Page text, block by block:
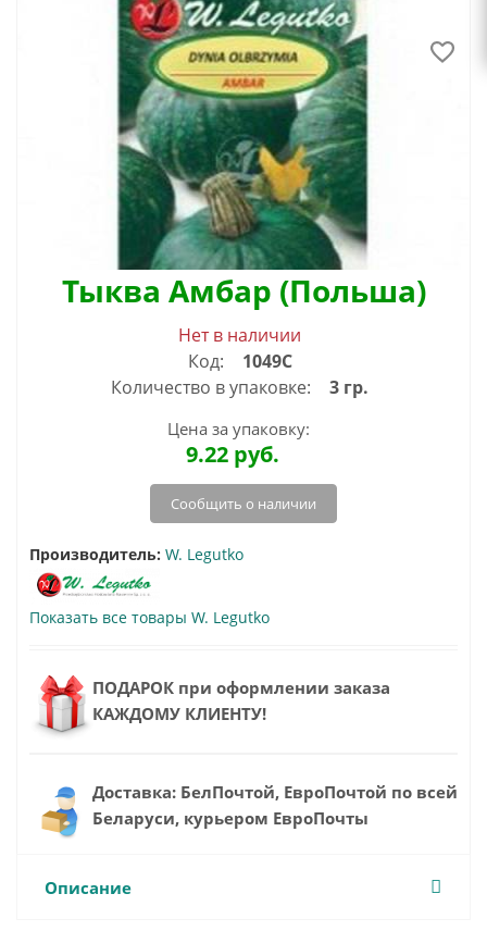
Тыква Амбар (Польша)
Нет в наличии
Код:
1049С
Количество в упаковке:
3 гр.
Цена за упаковку:
9.22 руб.
Сообщить о наличии
Производитель: W. Legutko
Показать все товары W. Legutko
ПОДАРОК при оформлении заказа
КАЖДОМУ КЛИЕНТУ!
Доставка: БелПочтой, ЕвроПочтой по всей
Беларуси, курьером ЕвроПочты
Описание